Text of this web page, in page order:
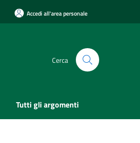
Accedi all'area personale
Cerca
Tutti gli argomenti